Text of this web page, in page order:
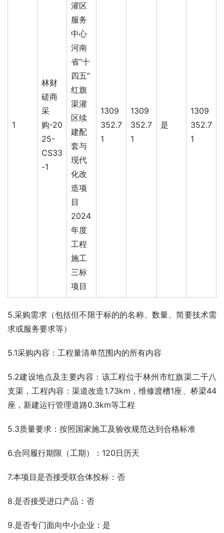
1
林财
磋商
采
购-20
25-
CS33
-1
灌区
服务
中心
河南
省“十
四五”
红旗
渠灌
区续
建配
套与
现代
化改
造项
目
2024
年度
工程
施工
三标
项目
1309
352.7
1
1309
352.7
1
是
1309
352.7
1
5.采购需求（包括但不限于标的的名称、数量、简要技术需
求或服务要求等）
5.1采购内容：工程量清单范围内的所有内容
5.2建设地点及主要内容：该工程位于林州市红旗渠二干八
支渠，工程内容：渠道改造1.73km，维修渡槽1座、桥梁44
座，新建运行管理道路0.3km等工程
5.3质量要求：按照国家施工及验收规范达到合格标准
6.合同履行期限（工期）：120日历天
7.本项目是否接受联合体投标：否
8.是否接受进口产品：否
9.是否专门面向中小企业：是